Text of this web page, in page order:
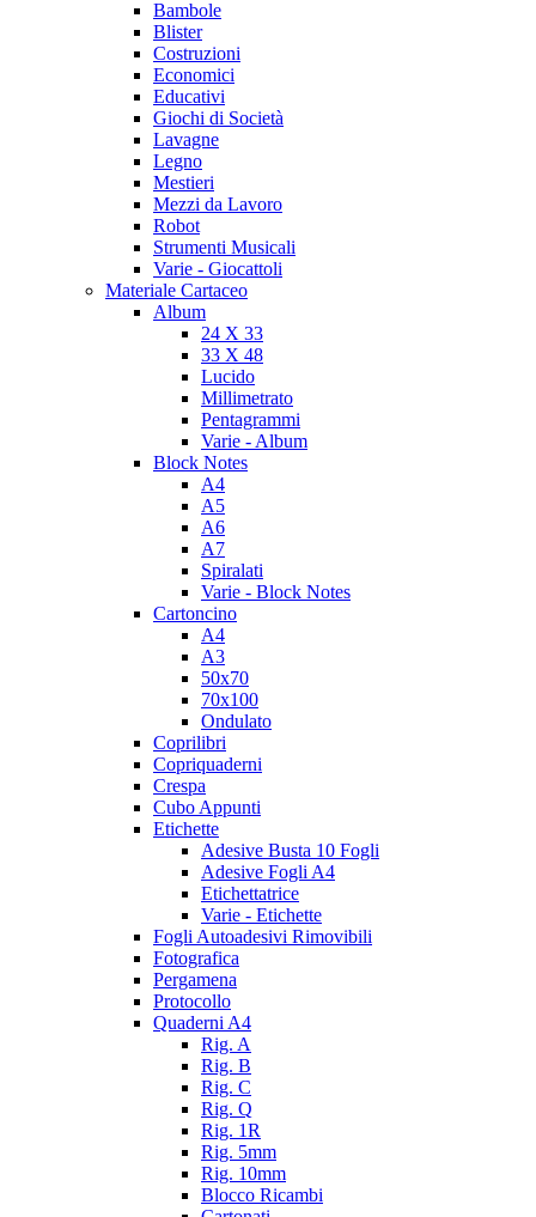
Bambole
Blister
Costruzioni
Economici
Educativi
Giochi di Società
Lavagne
Legno
Mestieri
Mezzi da Lavoro
Robot
Strumenti Musicali
Varie - Giocattoli
Materiale Cartaceo
Album
24 X 33
33 X 48
Lucido
Millimetrato
Pentagrammi
Varie - Album
Block Notes
A4
A5
A6
A7
Spiralati
Varie - Block Notes
Cartoncino
A4
A3
50x70
70x100
Ondulato
Coprilibri
Copriquaderni
Crespa
Cubo Appunti
Etichette
Adesive Busta 10 Fogli
Adesive Fogli A4
Etichettatrice
Varie - Etichette
Fogli Autoadesivi Rimovibili
Fotografica
Pergamena
Protocollo
Quaderni A4
Rig. A
Rig. B
Rig. C
Rig. Q
Rig. 1R
Rig. 5mm
Rig. 10mm
Blocco Ricambi